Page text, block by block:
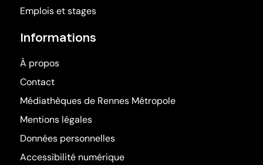
Emplois et stages
Informations
À propos
Contact
Médiathèques de Rennes Métropole(ouvre dans une
Mentions légales
Données personnelles
Accessibilité numérique